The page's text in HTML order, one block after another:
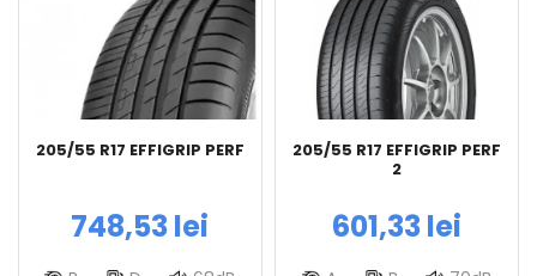
205/55 R17 EFFIGRIP PERF
748,53 lei
205/55 R17 EFFIGRIP PERF
2
601,33 lei